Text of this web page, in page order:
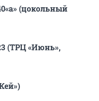
(цокольный
(ТРЦ «Июнь»,